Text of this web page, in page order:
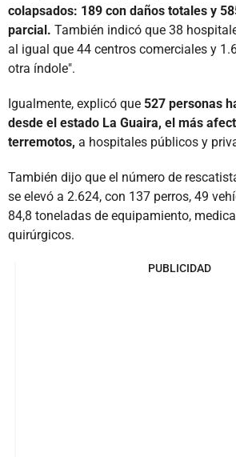
colapsados: 189 con daños totales y
parcial. También indicó que 38
al igual que 44 centros comerciales y
otra índole".
Igualmente, explicó que 527 personas
desde el estado La Guaira, el más
terremotos, a hospitales públicos y
También dijo que el número de
se elevó a 2.624, con 137 perros, 49
84,8 toneladas de equipamiento,
quirúrgicos.
PUBLICIDAD